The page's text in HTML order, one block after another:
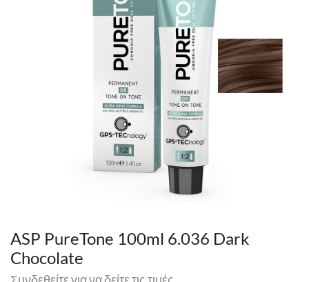
ASP PureTone 100ml 6.036 Dark
Chocolate